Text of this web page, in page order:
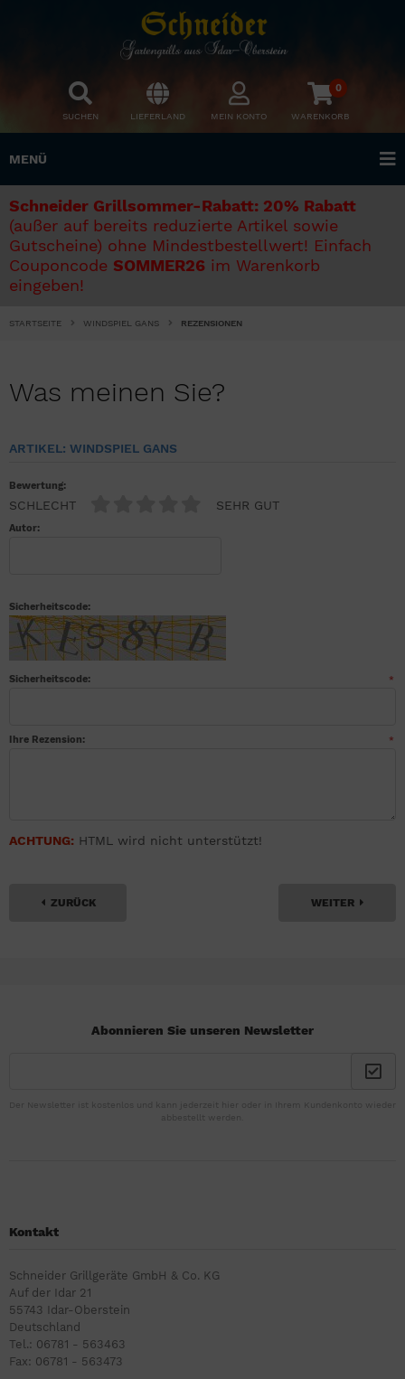
SUCHEN LIEFERLAND MEIN KONTO
0
WARENKORB
MENÜ
Schneider Grillsommer-Rabatt: 20% Rabatt
(außer auf bereits reduzierte Artikel sowie
Gutscheine) ohne Mindestbestellwert! Einfach
Couponcode SOMMER26 im Warenkorb
eingeben!
STARTSEITE WINDSPIEL GANS REZENSIONEN
Was meinen Sie?
ARTIKEL: WINDSPIEL GANS
Bewertung:
SCHLECHT SEHR GUT
Autor:
Sicherheitscode:
Sicherheitscode: *
Ihre Rezension: *
ACHTUNG: HTML wird nicht unterstützt!
ZURÜCK WEITER
Abonnieren Sie unseren Newsletter
Der Newsletter ist kostenlos und kann jederzeit hier oder in Ihrem Kundenkonto wieder
abbestellt werden.
Kontakt
Schneider Grillgeräte GmbH & Co. KG
Auf der Idar 21
55743 Idar-Oberstein
Deutschland
Tel.: 06781 - 563463
Fax: 06781 - 563473